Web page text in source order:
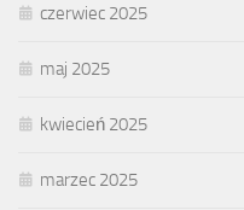
czerwiec 2025
maj 2025
kwiecień 2025
marzec 2025